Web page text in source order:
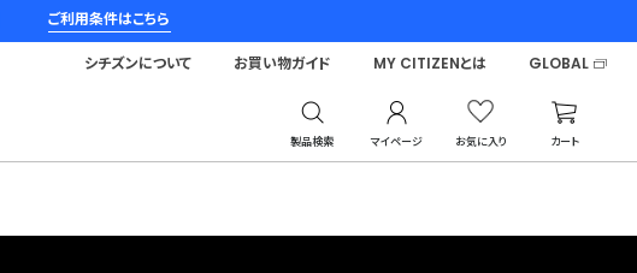
ご利用条件はこちら
製品検索 マイページ お気に入り カート
シチズンについて お買い物ガイド MY CITIZENとは GLOBAL